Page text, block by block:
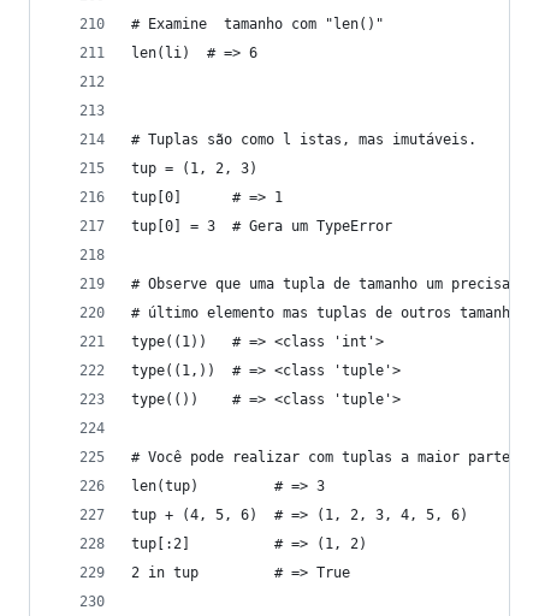
# Examine  tamanho com "len()"
len(li)  # => 6
# Tuplas são como l istas, mas imutáveis.
tup = (1, 2, 3)
tup[0]      # => 1
tup[0] = 3  # Gera um TypeError
# Observe que uma tupla de tamanho um precisa
# último elemento mas tuplas de outros
type((1))   # => <class 'int'>
type((1,))  # => <class 'tuple'>
type(())    # => <class 'tuple'>
# Você pode realizar com tuplas a maior parte
len(tup)         # => 3
tup + (4, 5, 6)  # => (1, 2, 3, 4, 5, 6)
tup[:2]          # => (1, 2)
2 in tup         # => True